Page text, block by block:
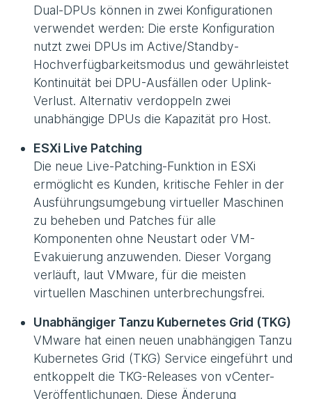
Dual-DPUs können in zwei Konfigurationen
verwendet werden: Die erste Konfiguration
nutzt zwei DPUs im Active/Standby-
Hochverfügbarkeitsmodus und gewährleistet
Kontinuität bei DPU-Ausfällen oder Uplink-
Verlust. Alternativ verdoppeln zwei
unabhängige DPUs die Kapazität pro Host.
ESXi Live Patching
Die neue Live-Patching-Funktion in ESXi
ermöglicht es Kunden, kritische Fehler in der
Ausführungsumgebung virtueller Maschinen
zu beheben und Patches für alle
Komponenten ohne Neustart oder VM-
Evakuierung anzuwenden. Dieser Vorgang
verläuft, laut VMware, für die meisten
virtuellen Maschinen unterbrechungsfrei.
Unabhängiger Tanzu Kubernetes Grid (TKG)
VMware hat einen neuen unabhängigen Tanzu
Kubernetes Grid (TKG) Service eingeführt und
entkoppelt die TKG-Releases von vCenter-
Veröffentlichungen. Diese Änderung